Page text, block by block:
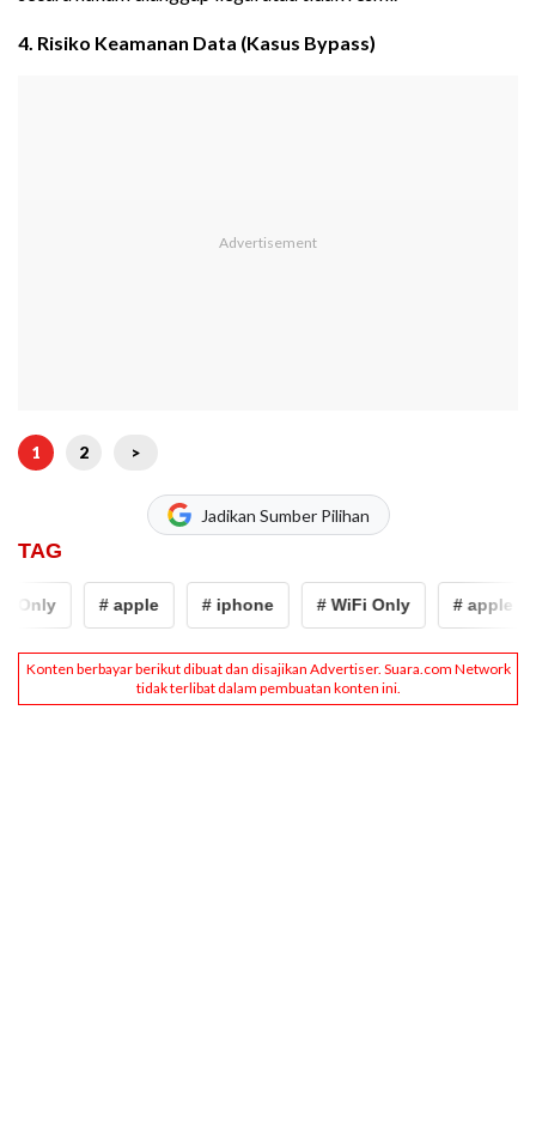
4. Risiko Keamanan Data (Kasus Bypass)
1 2 >
Jadikan Sumber Pilihan
TAG
Only # apple # iphone # WiFi Only # apple